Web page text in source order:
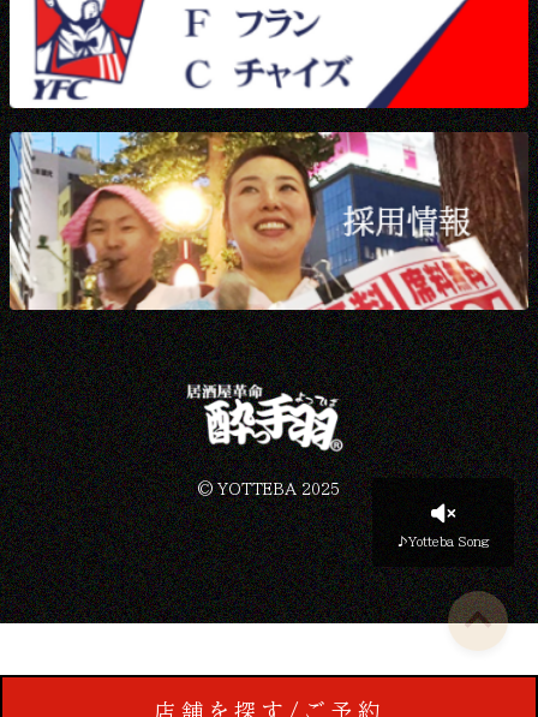
予約する
♪Yotteba Song
©︎ YOTTEBA 2025
店舗を探す ご予約